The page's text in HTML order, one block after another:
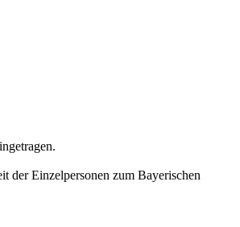
der Einzelpersonen zum Bayerischen